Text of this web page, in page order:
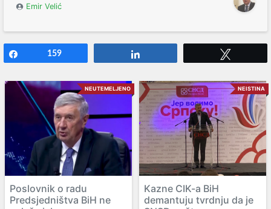
Emir Velić
159
NEUTEMELJENO
Poslovnik o radu
Predsjedništva BiH ne
NEISTINA
Kazne CIK-a BiH
demantuju tvrdnju da je